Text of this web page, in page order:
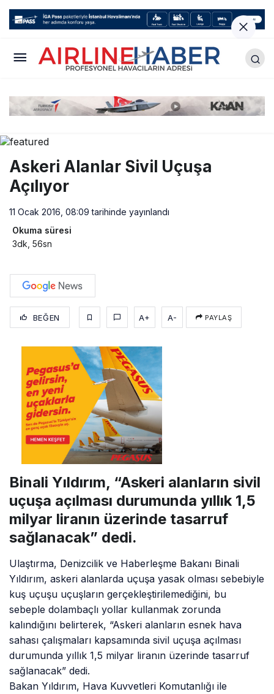
Askeri Alanlar Sivil Uçuşa
Açılıyor
11 Ocak 2016, 08:09 tarihinde yayınlandı
Okuma süresi
3dk, 56sn
BEĞEN A+ A- PAYLAŞ
Binali Yıldırım, “Askeri alanların sivil
uçuşa açılması durumunda yıllık 1,5
milyar liranın üzerinde tasarruf
sağlanacak” dedi.
Ulaştırma, Denizcilik ve Haberleşme Bakanı Binali
Yıldırım, askeri alanlarda uçuşa yasak olması sebebiyle
kuş uçuşu uçuşların gerçekleştirilemediğini, bu
sebeple dolambaçlı yollar kullanmak zorunda
kalındığını belirterek, “Askeri alanların esnek hava
sahası çalışmaları kapsamında sivil uçuşa açılması
durumunda yıllık 1,5 milyar liranın üzerinde tasarruf
sağlanacak” dedi.
Bakan Yıldırım, Hava Kuvvetleri Komutanlığı ile